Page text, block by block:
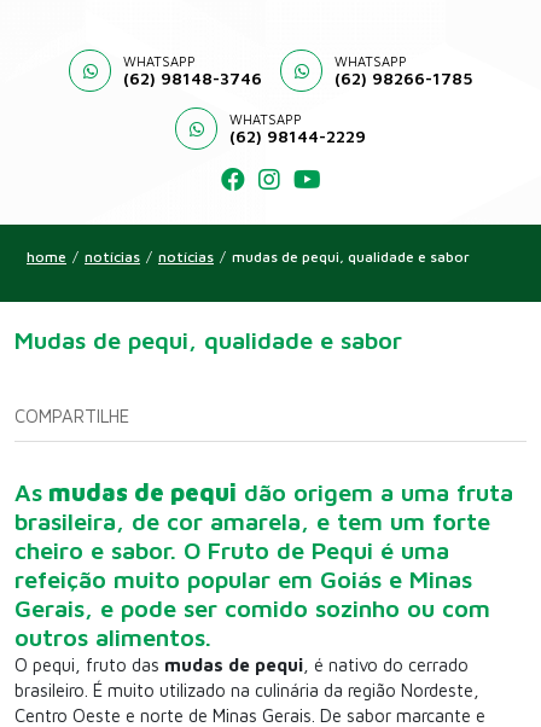
WHATSAPP
(62) 98148-3746
WHATSAPP
(62) 98266-1785
WHATSAPP
(62) 98144-2229
home / notícias / notícias / mudas de pequi, qualidade e sabor
Mudas de pequi, qualidade e sabor
COMPARTILHE
As mudas de pequi dão origem a uma fruta
brasileira, de cor amarela, e tem um forte
cheiro e sabor. O Fruto de Pequi é uma
refeição muito popular em Goiás e Minas
Gerais, e pode ser comido sozinho ou com
outros alimentos.
O pequi, fruto das mudas de pequi , é nativo do cerrado
brasileiro. É muito utilizado na culinária da região Nordeste,
Centro Oeste e norte de Minas Gerais. De sabor marcante e